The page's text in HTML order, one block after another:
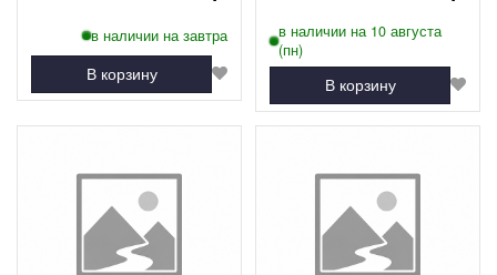
в наличии на завтра
В корзину
в наличии на 10 августа
(пн)
В корзину